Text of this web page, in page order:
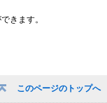
このページのトップへ
きます。